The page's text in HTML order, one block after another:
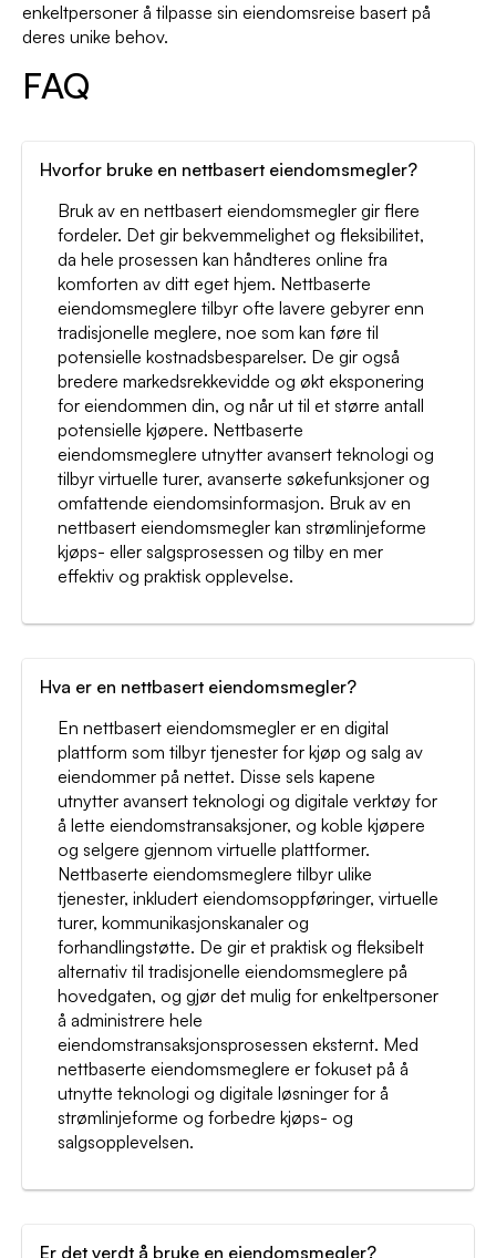
enkeltpersoner å tilpasse sin eiendomsreise basert på
deres unike behov.
FAQ
Hvorfor bruke en nettbasert eiendomsmegler?
Bruk av en nettbasert eiendomsmegler gir flere
fordeler. Det gir bekvemmelighet og fleksibilitet,
da hele prosessen kan håndteres online fra
komforten av ditt eget hjem. Nettbaserte
eiendomsmeglere tilbyr ofte lavere gebyrer enn
tradisjonelle meglere, noe som kan føre til
potensielle kostnadsbesparelser. De gir også
bredere markedsrekkevidde og økt eksponering
for eiendommen din, og når ut til et større antall
potensielle kjøpere. Nettbaserte
eiendomsmeglere utnytter avansert teknologi og
tilbyr virtuelle turer, avanserte søkefunksjoner og
omfattende eiendomsinformasjon. Bruk av en
nettbasert eiendomsmegler kan strømlinjeforme
kjøps- eller salgsprosessen og tilby en mer
effektiv og praktisk opplevelse.
Hva er en nettbasert eiendomsmegler?
En nettbasert eiendomsmegler er en digital
plattform som tilbyr tjenester for kjøp og salg av
eiendommer på nettet. Disse sels kapene
utnytter avansert teknologi og digitale verktøy for
å lette eiendomstransaksjoner, og koble kjøpere
og selgere gjennom virtuelle plattformer.
Nettbaserte eiendomsmeglere tilbyr ulike
tjenester, inkludert eiendomsoppføringer, virtuelle
turer, kommunikasjonskanaler og
forhandlingstøtte. De gir et praktisk og fleksibelt
alternativ til tradisjonelle eiendomsmeglere på
hovedgaten, og gjør det mulig for enkeltpersoner
å administrere hele
eiendomstransaksjonsprosessen eksternt. Med
nettbaserte eiendomsmeglere er fokuset på å
utnytte teknologi og digitale løsninger for å
strømlinjeforme og forbedre kjøps- og
salgsopplevelsen.
Er det verdt å bruke en eiendomsmegler?